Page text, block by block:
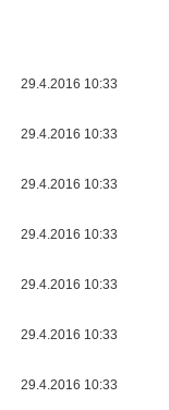
29.4.2016 10:33
29.4.2016 10:33
29.4.2016 10:33
29.4.2016 10:33
29.4.2016 10:33
29.4.2016 10:33
29.4.2016 10:33